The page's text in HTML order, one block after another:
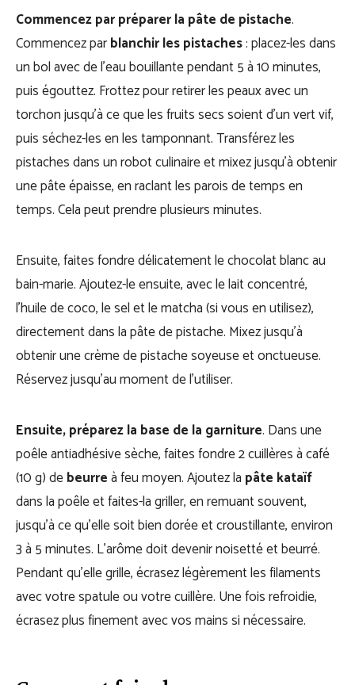
Commencez par préparer la pâte de pistache.
Commencez parblanchir les pistaches: placez-les dans
un bol avec de l’eau bouillante pendant 5 à 10 minutes,
puis égouttez. Frottez pour retirer les peaux avec un
torchon jusqu’à ce que les fruits secs soient d’un vert vif,
puis séchez-les en les tamponnant. Transférez les
pistaches dans un robot culinaire et mixez jusqu’à obtenir
une pâte épaisse, en raclant les parois de temps en
temps. Cela peut prendre plusieurs minutes.
Ensuite, faites fondre délicatement le chocolat blanc au
bain-marie. Ajoutez-le ensuite, avec le lait concentré,
l’huile de coco, le sel et le matcha (si vous en utilisez),
directement dans la pâte de pistache. Mixez jusqu’à
obtenir une crème de pistache soyeuse et onctueuse.
Réservez jusqu’au moment de l’utiliser.
Ensuite, préparez la base de la garniture. Dans une
poêle antiadhésive sèche, faites fondre 2 cuillères à café
(10 g) debeurreà feu moyen. Ajoutez la pâte kataïf
dans la poêle et faites-la griller, en remuant souvent,
jusqu’à ce qu’elle soit bien dorée et croustillante, environ
3 à 5 minutes. L’arôme doit devenir noisetté et beurré.
Pendant qu’elle grille, écrasez légèrement les filaments
avec votre spatule ou votre cuillère. Une fois refroidie,
écrasez plus finement avec vos mains si nécessaire.